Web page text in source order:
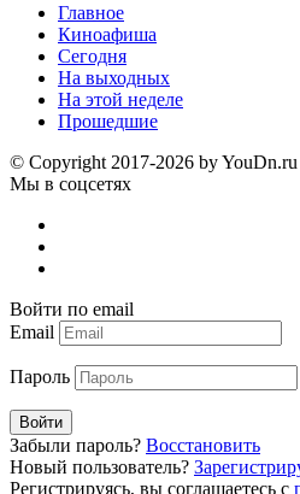
Главное
Киноафиша
Сегодня
На выходных
На этой неделе
Прошедшие
© Copyright 2017-2026 by YouDn.ru
Мы в соцсетях
Войти по email
Email
Пароль
Войти
Забыли пароль? Восстановить
Новый пользователь?
Регистрируясь, вы соглашаетесь с